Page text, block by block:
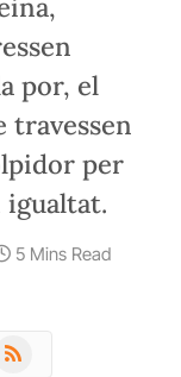
por, el
travessen
per
igualtat.
5 Mins Read
RSS